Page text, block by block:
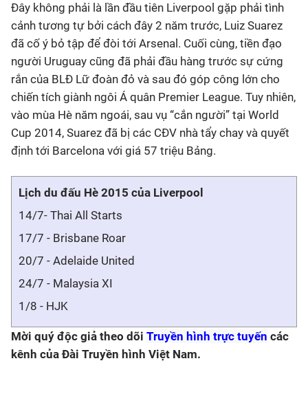
Đây không phải là lần đầu tiên Liverpool gặp phải tình
cảnh tương tự bởi cách đây 2 năm trước, Luiz Suarez
đã cố ý bỏ tập để đòi tới Arsenal. Cuối cùng, tiền đạo
người Uruguay cũng đã phải đầu hàng trước sự cứng
rắn của BLĐ Lữ đoàn đỏ và sau đó góp công lớn cho
chiến tích giành ngôi Á quân Premier League. Tuy nhiên,
vào mùa Hè năm ngoái, sau vụ “cắn người” tại World
Cup 2014, Suarez đã bị các CĐV nhà tẩy chay và quyết
định tới Barcelona với giá 57 triệu Bảng.
Lịch du đấu Hè 2015 của Liverpool
14/7- Thai All Starts
17/7 - Brisbane Roar
20/7 - Adelaide United
24/7 - Malaysia XI
1/8 - HJK
Mời quý độc giả theo dõi Truyền hình trực tuyến các
kênh của Đài Truyền hình Việt Nam.